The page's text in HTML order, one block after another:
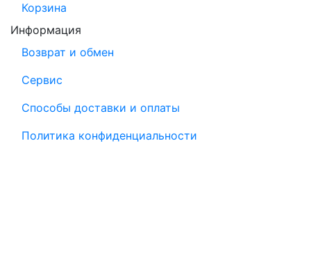
Корзина
Информация
Возврат и обмен
Сервис
Способы доставки и оплаты
Политика конфиденциальности